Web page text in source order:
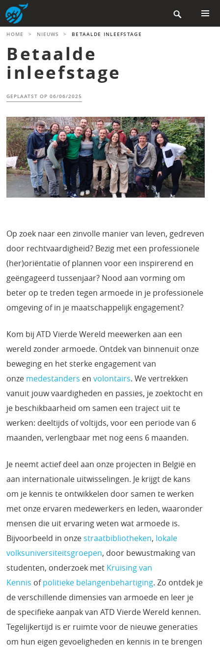
Skip
to
content

HOME > NIEUWS > BETAALDE INLEEFSTAGE
Betaalde
inleefstage
GEPLAATST OP06/06/2025
Op zoek naar een zinvolle manier van leven, gedreven
door rechtvaardigheid? Bezig met een professionele
(her)oriëntatie of plannen voor een inspirerend en
geëngageerd tussenjaar? Nood aan vorming om
beter op te treden tegen armoede in je professionele
omgeving of in je maatschappelijk engagement?
Kom bij ATD Vierde Wereld meewerken aan een
wereld zonder armoede. Ontdek van binnenuit onze
beweging en het sterke engagement van
onze medestanders envolontairs. We vertrekken
vanuit jouw vaardigheden en passies, je zoektocht en
je beschikbaarheid om samen een traject uit te
werken: deeltijds of voltijds, voor een periode van 6
maanden, verlengbaar met nog eens 6 maanden.
Je neemt actief deel aan onze projecten in België en
aan internationale uitwisselingen. Je krijgt de kans
om je kennis te ontwikkelen door samen te werken
met onze ervaren medewerkers en leden, waaronder
mensen die uit ervaring weten wat armoede is.
Bijvoorbeeld in onze straatbibliotheken, lokale
volksuniversiteitsgroepen, door bewustmaking van
studenten, onderzoek met Kruising van
Kennis ofpolitieke belangenbehartiging. Zo ontdek je
de verschillende dimensies van armoede en leer je
de specifieke aanpak van ATD Vierde Wereld kennen.
Tegelijkertijd is er ruimte voor de nieuwe generaties
om hun eigen gevoeligheden en kennis in te brengen